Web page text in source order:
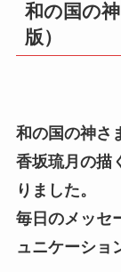
和の国の
版）
和の国の神さ
香坂琉月の描
りました。
毎日のメッセ
ュニケーショ